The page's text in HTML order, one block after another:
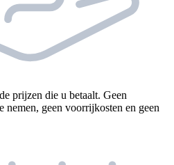
prijzen die u betaalt. Geen
geen voorrijkosten en geen